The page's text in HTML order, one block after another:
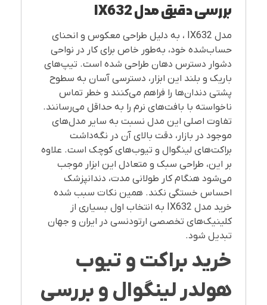
بررسی دقیق مدل
مدل IX632 ، به دلیل طراحی معکوس و انحنای
حساب‌شده خود، به‌طور خاص برای کار در نواحی
دشوار دسترس دهان طراحی شده است. تیپ‌های
باریک و بلند این ابزار، دسترسی آسان به سطوح
پشتی دندان‌ها را فراهم می‌کنند و خطر تماس
ناخواسته با بافت‌های نرم را به حداقل می‌رسانند.
تفاوت اصلی این مدل نسبت به سایر مدل‌های
موجود در بازار، دقت بالای آن در نگه‌داشت
براکت‌های لینگوال و تیوب‌های کوچک است. علاوه
بر این، طراحی سبک و متعادل این ابزار موجب
می‌شود هنگام کار طولانی مدت، دندانپزشک
احساس خستگی نکند. همین نکات سبب شده
خرید مدل IX632 به انتخاب اول بسیاری از
کلینیک‌های تخصصی ارتودنسی در ایران و جهان
تبدیل شود.
خرید براکت و تیوب
هولدر لینگوال و بررسی